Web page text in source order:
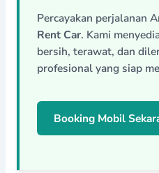
Percayakan perjalanan
Rent Car. Kami
bersih, terawat, dan
profesional yang siap
Booking Mobil